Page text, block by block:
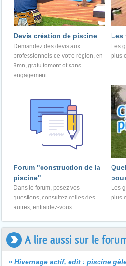
Devis création de piscine
Demandez des devis aux
professionnels de votre région, en
3mn, gratuitement et sans
engagement.
Les
Les
plus
Forum "construction de la
piscine"
Dans le forum, posez vos
questions, consultez celles des
autres, entraidez-vous.
Les
plus
A lire aussi sur le
« Hivernage actif, edit : piscine